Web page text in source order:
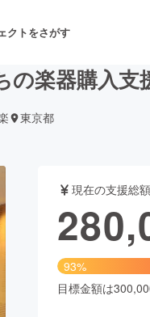
クトをさがす
・パフォーマンス
ド・飲食店
・漫画
楽器購入支
東京都
現在の支援総額
93%
目標金額は